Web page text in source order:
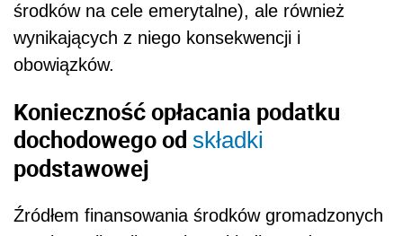
środków na cele emerytalne), ale również
wynikających z niego konsekwencji i
obowiązków.
Konieczność opłacania podatku
dochodowego od składki
podstawowej
Źródłem finansowania środków gromadzonych